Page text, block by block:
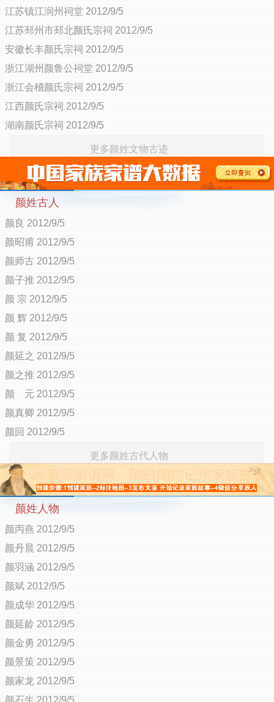
江苏镇江润州祠堂 2012/9/5
江苏邳州市邳北颜氏宗祠 2012/9/5
安徽长丰颜氏宗祠 2012/9/5
浙江湖州颜鲁公祠堂 2012/9/5
浙江会稽颜氏宗祠 2012/9/5
江西颜氏宗祠 2012/9/5
湖南颜氏宗祠 2012/9/5
更多颜姓文物古迹
颜姓古人
颜良 2012/9/5
颜昭甫 2012/9/5
颜师古 2012/9/5
颜子推 2012/9/5
颜 宗 2012/9/5
颜 辉 2012/9/5
颜 复 2012/9/5
颜延之 2012/9/5
颜之推 2012/9/5
颜 元 2012/9/5
颜真卿 2012/9/5
颜回 2012/9/5
更多颜姓古代人物
颜姓人物
颜丙燕 2012/9/5
颜丹晨 2012/9/5
颜羽涵 2012/9/5
颜斌 2012/9/5
颜成华 2012/9/5
颜延龄 2012/9/5
颜金勇 2012/9/5
颜景策 2012/9/5
颜家龙 2012/9/5
颜石生 2012/9/5